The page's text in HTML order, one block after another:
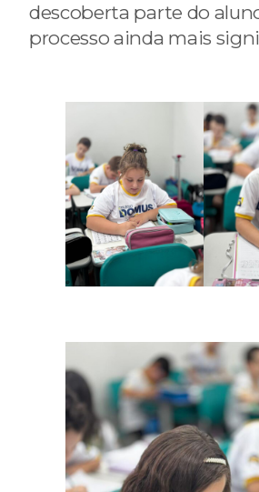
descoberta parte do
processo ainda mais